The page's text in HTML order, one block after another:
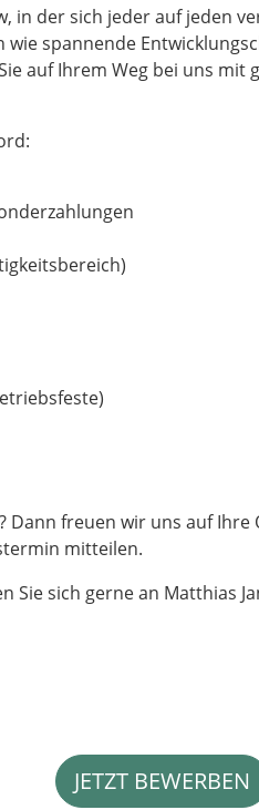
in der sich jeder auf jeden
spannende
auf Ihrem Weg bei uns
freuen wir uns auf
mitteilen.
Sie sich gerne an Matthias
JETZT BEWERBEN